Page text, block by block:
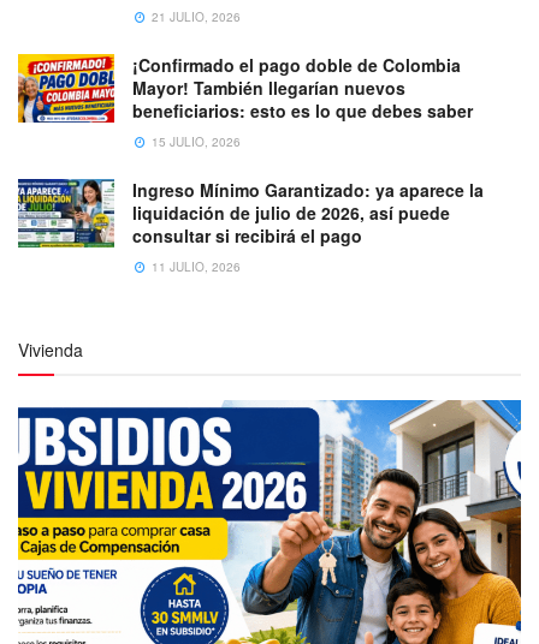
21 JULIO, 2026
¡Confirmado el pago doble de Colombia
Mayor! También llegarían nuevos
beneficiarios: esto es lo que debes saber
15 JULIO, 2026
Ingreso Mínimo Garantizado: ya aparece la
liquidación de julio de 2026, así puede
consultar si recibirá el pago
11 JULIO, 2026
Vivienda